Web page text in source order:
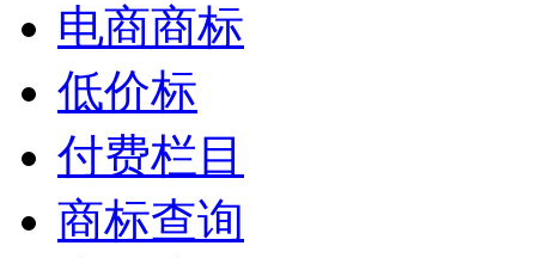
电商商标
低价标
付费栏目
商标查询